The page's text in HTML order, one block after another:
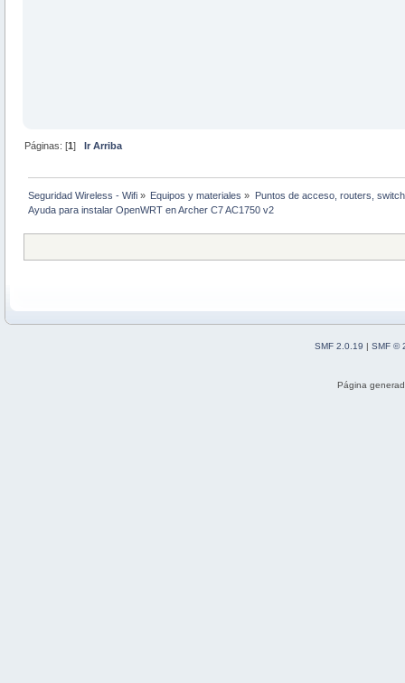
Páginas: [1] Ir Arriba
Seguridad Wireless - Wifi » Equipos y materiales » Puntos de acceso, routers,
Ayuda para instalar OpenWRT en Archer C7 AC1750 v2
SMF 2.0.19 | SMF ©
Página